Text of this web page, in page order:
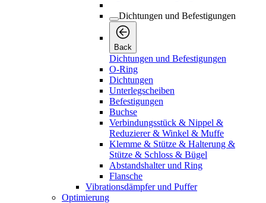
Dichtungen und Befestigungen
Back
Dichtungen und Befestigungen
O-Ring
Dichtungen
Unterlegscheiben
Befestigungen
Buchse
Verbindungsstück & Nippel &
Reduzierer & Winkel & Muffe
Klemme & Stütze & Halterung &
Stütze & Schloss & Bügel
Abstandshalter und Ring
Flansche
Vibrationsdämpfer und Puffer
Optimierung